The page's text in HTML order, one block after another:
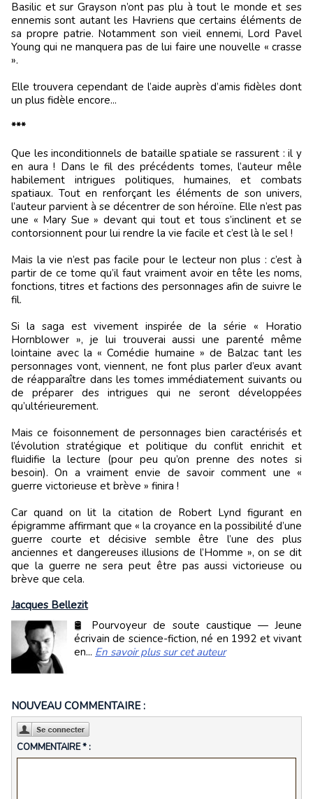
Basilic et sur Grayson n’ont pas plu à tout le monde et ses
ennemis sont autant les Havriens que certains éléments de
sa propre patrie. Notamment son vieil ennemi, Lord Pavel
Young qui ne manquera pas de lui faire une nouvelle « crasse
».
Elle trouvera cependant de l’aide auprès d’amis fidèles dont
un plus fidèle encore...
***
Que les inconditionnels de bataille spatiale se rassurent : il y
en aura ! Dans le fil des précédents tomes, l’auteur mêle
habilement intrigues politiques, humaines, et combats
spatiaux. Tout en renforçant les éléments de son univers,
l’auteur parvient à se décentrer de son héroïne. Elle n’est pas
une « Mary Sue » devant qui tout et tous s’inclinent et se
contorsionnent pour lui rendre la vie facile et c’est là le sel !
Mais la vie n’est pas facile pour le lecteur non plus : c’est à
partir de ce tome qu’il faut vraiment avoir en tête les noms,
fonctions, titres et factions des personnages afin de suivre le
fil.
Si la saga est vivement inspirée de la série « Horatio
Hornblower », je lui trouverai aussi une parenté même
lointaine avec la « Comédie humaine » de Balzac tant les
personnages vont, viennent, ne font plus parler d’eux avant
de réapparaître dans les tomes immédiatement suivants ou
de préparer des intrigues qui ne seront développées
qu’ultérieurement.
Mais ce foisonnement de personnages bien caractérisés et
l’évolution stratégique et politique du conflit enrichit et
fluidifie la lecture (pour peu qu’on prenne des notes si
besoin). On a vraiment envie de savoir comment une «
guerre victorieuse et brève » finira !
Car quand on lit la citation de Robert Lynd figurant en
épigramme affirmant que « la croyance en la possibilité d’une
guerre courte et décisive semble être l’une des plus
anciennes et dangereuses illusions de l’Homme », on se dit
que la guerre ne sera peut être pas aussi victorieuse ou
brève que cela.
Jacques Bellezit
🛢️ Pourvoyeur de soute caustique — Jeune
écrivain de science-fiction, né en 1992 et vivant
en... En savoir plus sur cet auteur
NOUVEAU COMMENTAIRE :
COMMENTAIRE * :